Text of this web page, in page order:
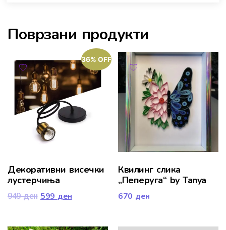
Поврзани продукти
36% OFF
Декоративни висечки
лустерчиња
949ден 599 ден
Квилинг слика
„Пеперуга“ by Tanya
670 ден